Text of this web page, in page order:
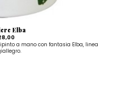
Elba
a mano con fantasia Elba, linea